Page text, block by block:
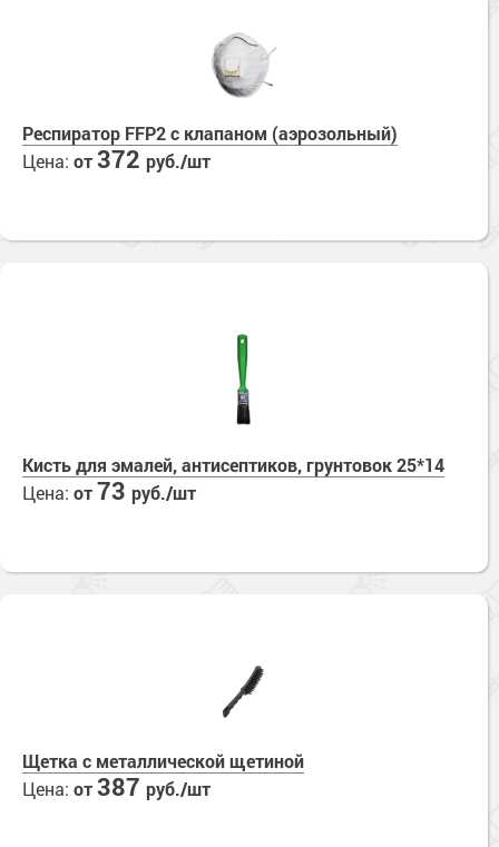
Респиратор FFP2 с клапаном (аэрозольный)
Цена: от372 руб./шт
Кисть для эмалей, антисептиков, грунтовок 25*14
Цена: от73 руб./шт
Щетка с металлической щетиной
Цена: от387 руб./шт